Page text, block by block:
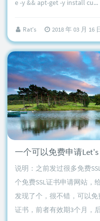
e -y && apt-get -y install cu...
Rat's 2018 年 03 月 16
说明：之前发过很多免费
个免费SSL证书申请网站，
发现了个，很不错，可以免
证书，前者有效期3个月，